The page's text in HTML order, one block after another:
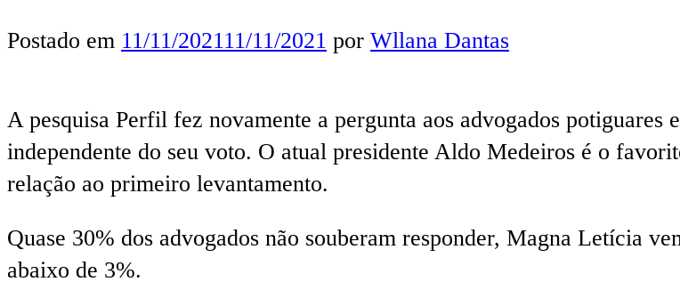
Postado em 11/11/202111/11/2021 por Wllana Dantas
A pesquisa Perfil fez novamente a pergunta aos advogados potiguares
independente do seu voto. O atual presidente Aldo Medeiros é o
relação ao primeiro levantamento.
Quase 30% dos advogados não souberam responder, Magna Letícia
abaixo de 3%.